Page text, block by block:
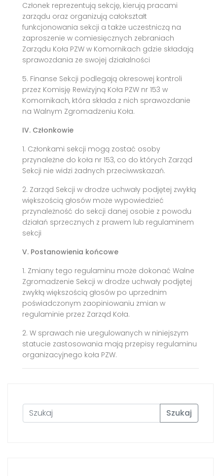
Członek reprezentują sekcję, kierują pracami
zarządu oraz organizują całokształt
funkcjonowania sekcji a także uczestniczą na
zaproszenie w comiesięcznych zebraniach
Zarządu Koła PZW w Komornikach gdzie składają
sprawozdania ze swojej działalności
5. Finanse Sekcji podlegają okresowej kontroli
przez Komisję Rewizyjną Koła PZW nr 153 w
Komornikach, która składa z nich sprawozdanie
na Walnym Zgromadzeniu Koła.
IV. Członkowie
1. Członkami sekcji mogą zostać osoby
przynależne do koła nr 153, co do których Zarząd
Sekcji nie widzi żadnych przeciwwskazań.
2. Zarząd Sekcji w drodze uchwały podjętej zwykłą
większością głosów może wypowiedzieć
przynależność do sekcji danej osobie z powodu
działań sprzecznych z prawem lub regulaminem
sekcji
V. Postanowienia końcowe
1. Zmiany tego regulaminu może dokonać Walne
Zgromadzenie Sekcji w drodze uchwały podjętej
zwykłą większością głosów po uprzednim
poświadczonym zaopiniowaniu zmian w
regulaminie przez Zarząd Koła.
2. W sprawach nie uregulowanych w niniejszym
statucie zastosowania mają przepisy regulaminu
organizacyjnego koła PZW.
Szukaj